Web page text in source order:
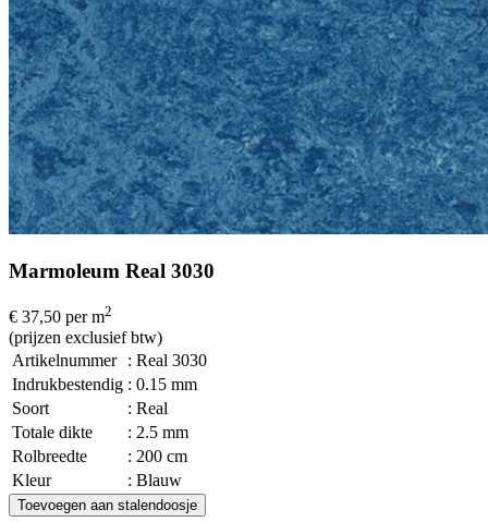
Marmoleum Real 3030
€ 37,50 per m2
(prijzen exclusief btw)
Artikelnummer
: Real 3030
Indrukbestendig : 0.15 mm
Soort
: Real
Totale dikte
: 2.5 mm
Rolbreedte
: 200 cm
Kleur
: Blauw
Toevoegen aan stalendoosje